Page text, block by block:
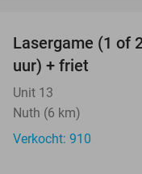
Lasergame (1 of
uur) + friet
Unit 13
Nuth (6 km)
Verkocht: 910